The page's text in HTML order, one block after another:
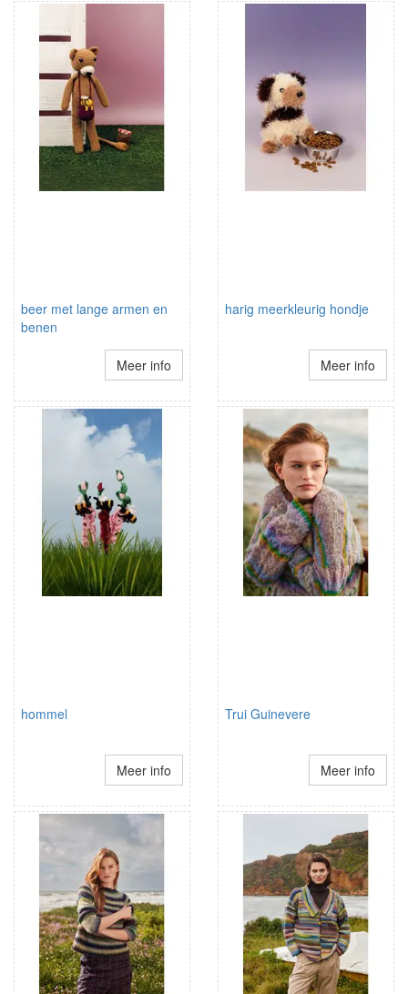
beer met lange armen en
benen
Meer info
harig meerkleurig hondje
Meer info
hommel
Meer info
Trui Guinevere
Meer info